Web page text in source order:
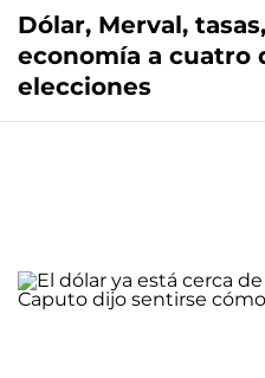
Dólar, Merval,
economía a cuatro
elecciones